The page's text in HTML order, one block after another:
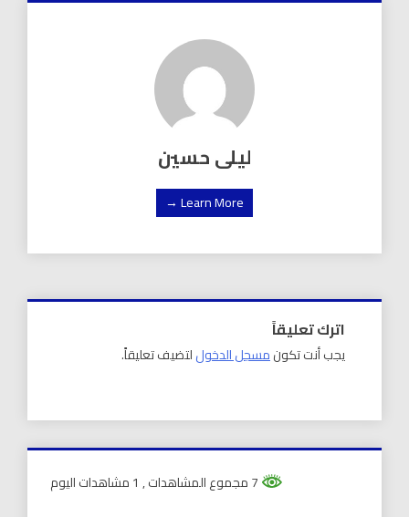
ليلى حسين
Learn More →
اترك تعليقاً
يجب أنت تكونمسجل الدخوللتضيف تعليقاً.
, 1 مشاهدات اليوم